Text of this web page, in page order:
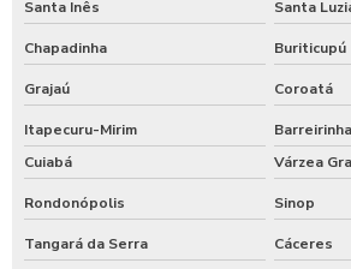
Santa Inês Santa
Chapadinha Buriticupú
Grajaú Coroatá
Itapecuru-Mirim
Cuiabá
Várzea
Rondonópolis Sinop
Tangará da Serra Cáceres